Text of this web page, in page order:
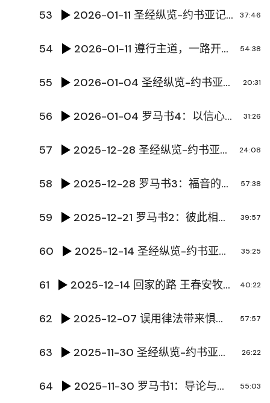
53 2026-01-11 圣经纵览-约书亚记7 陈国辉传道 37:46
54 2026-01-11 遵行主道，一路开挂 唐炜泽传道 54:38
55 2026-01-04 圣经纵览-约书亚记6 陈国辉传道 20:31
56 2026-01-04 罗马书4：以信心活出真理 陈国辉传道 31:26
57 2025-12-28 圣经纵览-约书亚记5 陈国辉传道 24:08
58 2025-12-28 罗马书3：福音的债和神的大能 陈国辉传道 57:38
59 2025-12-21 罗马书2：彼此相交 彼此坚固 陈国辉传道 39:57
60 2025-12-14 圣经纵览-约书亚记4 陈国辉传道 35:25
61 2025-12-14 回家的路 王春安牧师 40:22
62 2025-12-07 误用律法带来惧怕，与神对话带来勇敢 刘铮传道 57:57
63 2025-11-30 圣经纵览-约书亚记3 陈国辉传道 26:22
64 2025-11-30 罗马书1：导论与开篇 陈国辉传道 55:03